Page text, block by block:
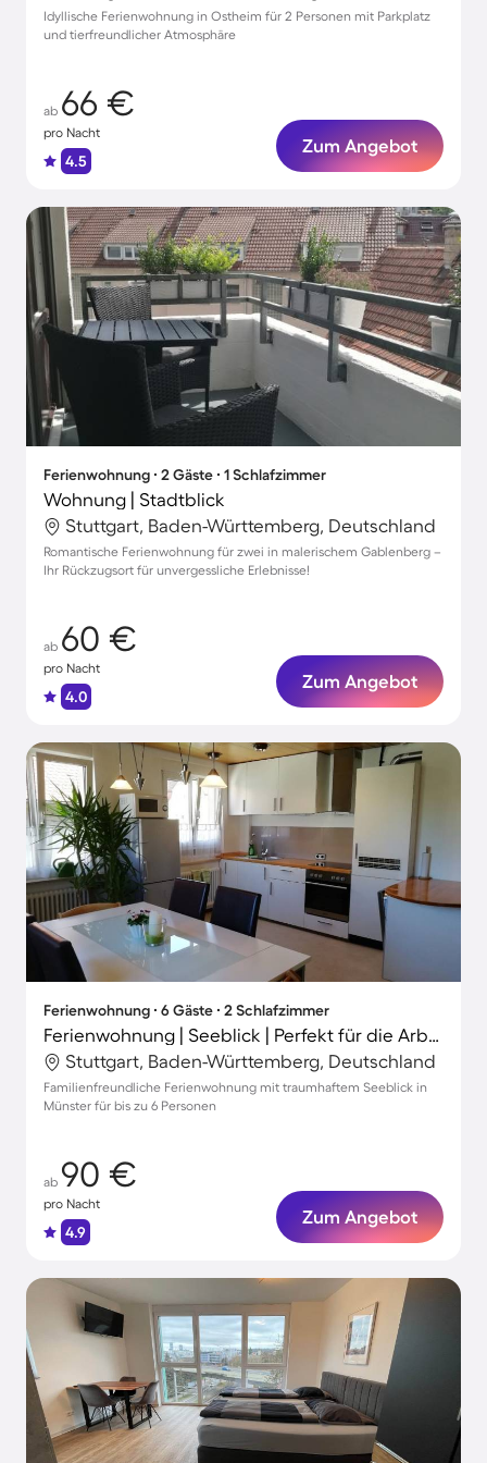
Idyllische Ferienwohnung in Ostheim für 2 Personen mit Parkplatz
und tierfreundlicher Atmosphäre
ab 66 €
pro Nacht
4.5
Zum Angebot
Ferienwohnung ∙ 2 Gäste ∙ 1 Schlafzimmer
Wohnung | Stadtblick
Stuttgart, Baden-Württemberg, Deutschland
Romantische Ferienwohnung für zwei in malerischem Gablenberg –
Ihr Rückzugsort für unvergessliche Erlebnisse!
ab 60 €
pro Nacht
4.0
Zum Angebot
Ferienwohnung ∙ 6 Gäste ∙ 2 Schlafzimmer
Ferienwohnung | Seeblick | Perfekt für die Arbeit von Zuhause
Stuttgart, Baden-Württemberg, Deutschland
Familienfreundliche Ferienwohnung mit traumhaftem Seeblick in
Münster für bis zu 6 Personen
ab 90 €
pro Nacht
4.9
Zum Angebot